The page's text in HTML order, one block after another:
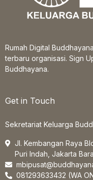
Rumah Digital
terbaru organisasi. Sign
Buddhayana.
Get in Touch
Sekretariat Keluarga
Jl. Kembangan Raya
Puri Indah, Jakarta
081293633432 (WA